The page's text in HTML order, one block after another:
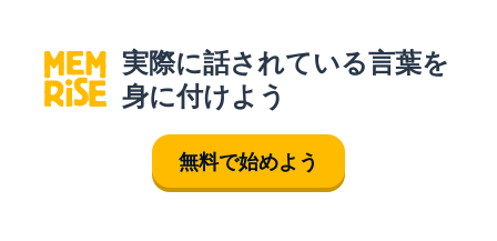
実際に話されている言葉を
身に付けよう
無料で始めよう